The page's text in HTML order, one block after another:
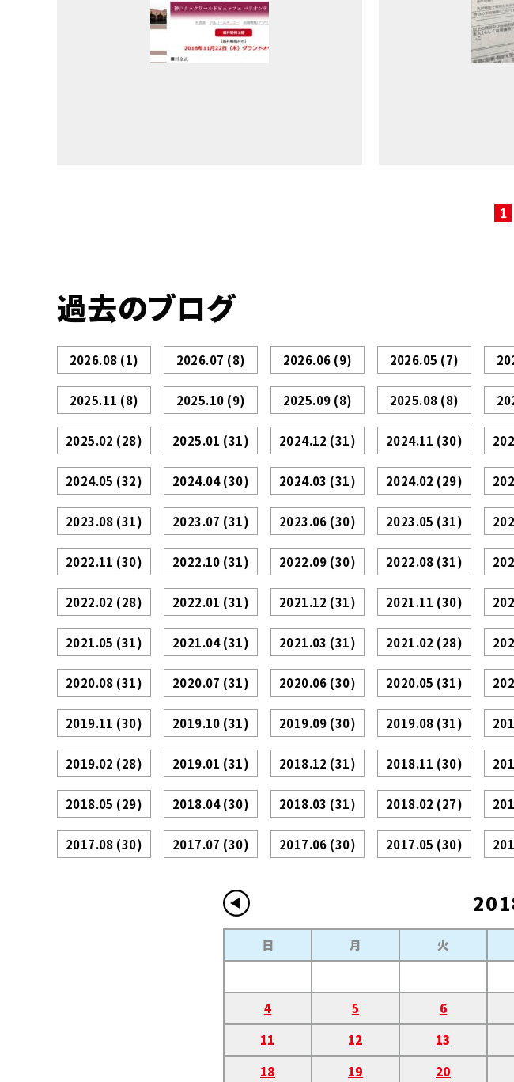
1
過去のブログ
2026.08 (1) 2026.07 (8) 2026.06 (9) 2026.05 (7)
2025.11 (8) 2025.10 (9) 2025.09 (8) 2025.08 (8)
2025.02 (28) 2025.01 (31) 2024.12 (31) 2024.11 (30)
2024.05 (32) 2024.04(30) 2024.03 (31) 2024.02 (29)
2023.08 (31) 2023.07 (31) 2023.06 (30) 2023.05 (31)
2022.11 (30) 2022.10 (31) 2022.09 (30) 2022.08 (31)
2022.02 (28) 2022.01 (31) 2021.12 (31) 2021.11 (30)
2021.05 (31) 2021.04(31) 2021.03 (31) 2021.02 (28)
2020.08 (31) 2020.07 (31) 2020.06 (30) 2020.05 (31)
2019.11 (30) 2019.10 (31) 2019.09 (30) 2019.08 (31)
2019.02 (28) 2019.01 (31) 2018.12 (31) 2018.11 (30)
2018.05 (29) 2018.04(30) 2018.03 (31) 2018.02 (27)
2017.08 (30) 2017.07 (30) 2017.06 (30) 2017.05 (30)
日 月 火
4
5 6
11
12 13
18
19 20